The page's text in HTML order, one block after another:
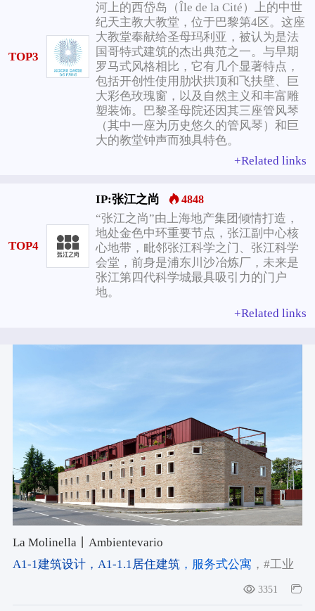
TOP3
河上的西岱岛（Île de la Cité）上的中世
纪天主教大教堂，位于巴黎第4区。这座
大教堂奉献给圣母玛利亚，被认为是法
国哥特式建筑的杰出典范之一。与早期
罗马式风格相比，它有几个显著特点，
包括开创性使用肋状拱顶和飞扶壁、巨
大彩色玫瑰窗，以及自然主义和丰富雕
塑装饰。巴黎圣母院还因其三座管风琴
（其中一座为历史悠久的管风琴）和巨
大的教堂钟声而独具特色。
+Related links
TOP4
IP:张江之尚 4848
“张江之尚”由上海地产集团倾情打造，
地处金色中环重要节点，张江副中心核
心地带，毗邻张江科学之门、张江科学
会堂，前身是浦东川沙冶炼厂，未来是
张江第四代科学城最具吸引力的门户
地。
+Related links
La Molinella丨Ambientevario
A1-1建筑设计，A1-1.1居住建筑，服务式公寓 ，#工业
3351